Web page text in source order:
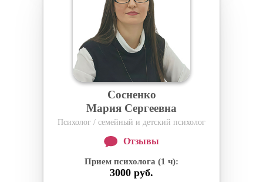
Сосненко
Мария Сергеевна
Психолог / семейный и детский психолог
Отзывы
Прием психолога (1 ч):
3000 руб.